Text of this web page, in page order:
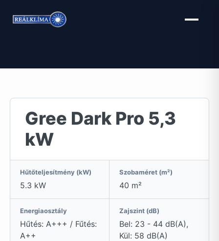
Gree Dark Pro 5,3
kW
Hűtőteljesítmény (kW)
5.3 kW
Szobaméret (m²)
40 m²
Energiaosztály
Hűtés: A+++ / Fűtés:
A++
Zajszint (dB)
Bel: 23 - 44 dB(A),
Kül: 58 dB(A)